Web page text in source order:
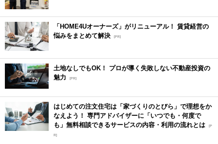
「HOME4Uオーナーズ」がリニューアル！ 賃貸経営の
悩みをまとめて解決 [PR]
土地なしでもOK！ プロが導く失敗しない不動産投資の
魅力
[PR]
はじめての注文住宅は「家づくりのとびら」で理想をか
なえよう！ 専門アドバイザーに「いつでも・何度で
も」無料相談できるサービスの内容・利用の流れとは [P
R]